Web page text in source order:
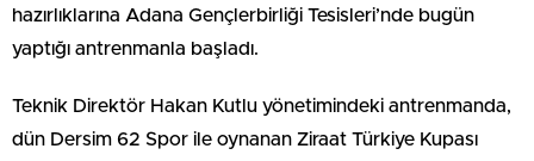
hazırlıklarına Adana Gençlerbirliği Tesisleri’nde bugün
yaptığı antrenmanla başladı.
Teknik Direktör Hakan Kutlu yönetimindeki antrenmanda,
dün Dersim 62 Spor ile oynanan Ziraat Türkiye Kupası